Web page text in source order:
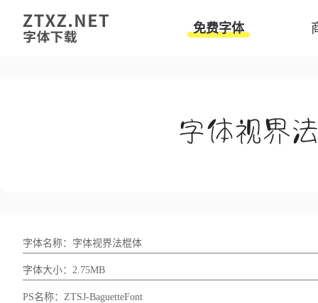
免费字体
字体名称：字体视界法棍体
字体大小：2.75MB
PS名称：ZTSJ-BaguetteFont